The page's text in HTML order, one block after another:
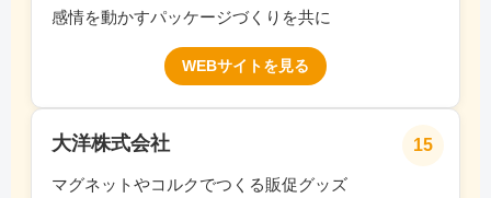
感情を動かすパッケージづくりを共に
WEBサイトを見る
15
大洋株式会社
マグネットやコルクでつくる販促グッズ